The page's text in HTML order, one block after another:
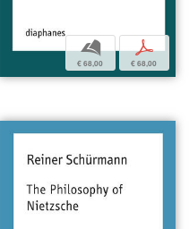
b
€ 68,00
p
€ 68,00